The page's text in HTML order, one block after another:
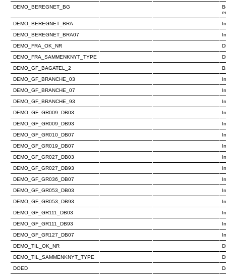
DEMO_BEREGNET_BG
DEMO_BEREGNET_BRA
DEMO_BEREGNET_BRA07
DEMO_FRA_OK_NR
DEMO_FRA_SAMMENKNYT_TYPE
DEMO_GF_BAGATEL_2
DEMO_GF_BRANCHE_03
DEMO_GF_BRANCHE_07
DEMO_GF_BRANCHE_93
DEMO_GF_GR009_DB03
DEMO_GF_GR009_DB93
DEMO_GF_GR010_DB07
DEMO_GF_GR019_DB07
DEMO_GF_GR027_DB03
DEMO_GF_GR027_DB93
DEMO_GF_GR036_DB07
DEMO_GF_GR053_DB03
DEMO_GF_GR053_DB93
DEMO_GF_GR111_DB03
DEMO_GF_GR111_DB93
DEMO_GF_GR127_DB07
DEMO_TIL_OK_NR
DEMO_TIL_SAMMENKNYT_TYPE
DOED